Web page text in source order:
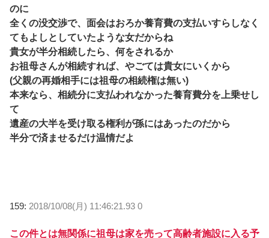
のに
全くの没交渉で、面会はおろか養育費の支払いすらしなく
てもよしとしていたような女だからね
貴女が半分相続したら、何をされるか
お祖母さんが相続すれば、やごては貴女にいくから
(父親の再婚相手には祖母の相続権は無い)
本来なら、相続分に支払われなかった養育費分を上乗せし
て
遺産の大半を受け取る権利が孫にはあったのだから
半分で済ませるだけ温情だよ
159: 2018/10/08(月) 11:46:21.93 0
この件とは無関係に祖母は家を売って高齢者施設に入る予